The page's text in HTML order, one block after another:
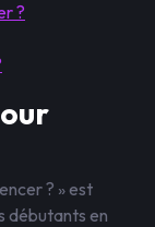
?
? » est
débutants en